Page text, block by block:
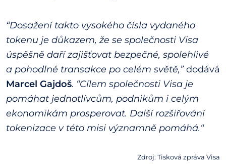
“Dosažení takto vysokého čísla vydaného
tokenu je důkazem, že se společnosti Visa
úspěšně daří zajišťovat bezpečné, spolehlivé
a pohodlné transakce po celém světě,”dodává
Marcel Gajdoš. “Cílem společnosti Visa je
pomáhat jednotlivcům, podnikům i celým
ekonomikám prosperovat. Další rozšiřování
tokenizace v této misi významně pomáhá.“
Zdroj: Tisková zpráva Visa